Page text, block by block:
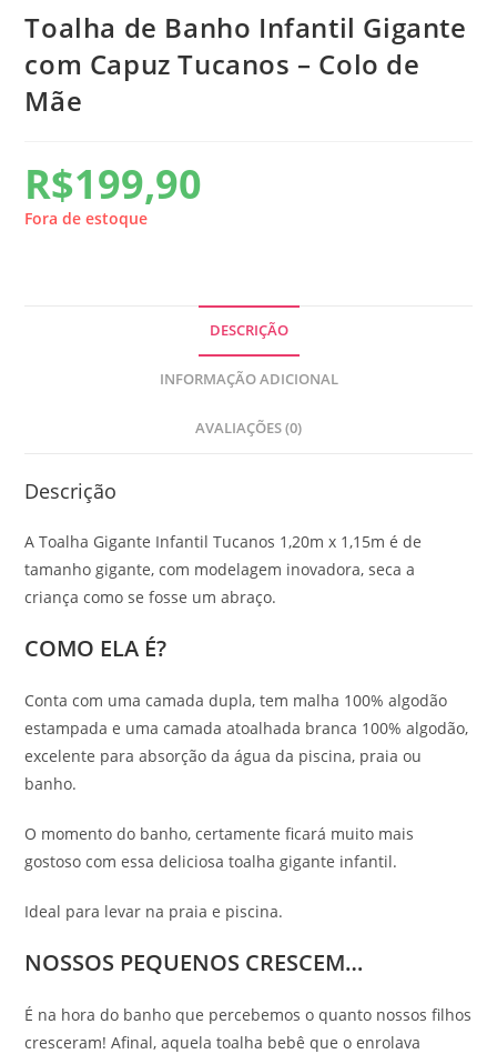
Toalha de Banho Infantil Gigante
com Capuz Tucanos – Colo de
Mãe
R$199,90
Fora de estoque
DESCRIÇÃO
INFORMAÇÃO ADICIONAL
AVALIAÇÕES (0)
Descrição
A Toalha Gigante Infantil Tucanos 1,20m x 1,15m é de
tamanho gigante, com modelagem inovadora, seca a
criança como se fosse um abraço.
COMO ELA É?
Conta com uma camada dupla, tem malha 100% algodão
estampada e uma camada atoalhada branca 100% algodão,
excelente para absorção da água da piscina, praia ou
banho.
O momento do banho, certamente ficará muito mais
gostoso com essa deliciosa toalha gigante infantil.
Ideal para levar na praia e piscina.
NOSSOS PEQUENOS CRESCEM…
É na hora do banho que percebemos o quanto nossos filhos
cresceram! Afinal, aquela toalha bebê que o enrolava